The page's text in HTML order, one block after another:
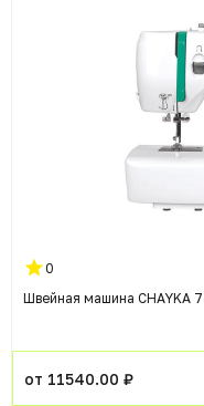
0
Швейная машина CHAYKA
от 11540.00 ₽